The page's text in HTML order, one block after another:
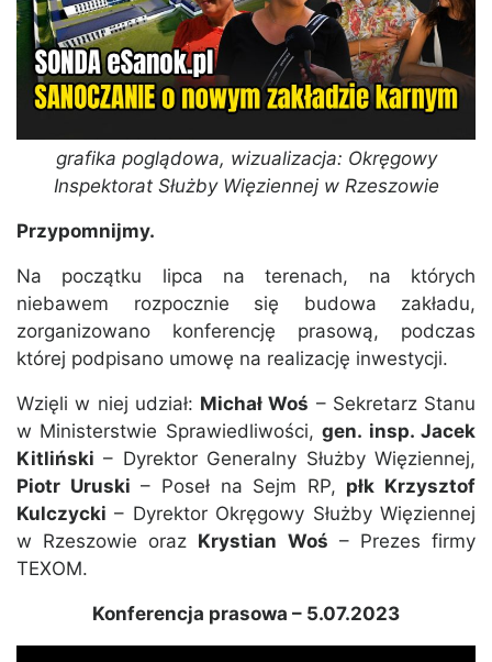
grafika poglądowa, wizualizacja: Okręgowy
Inspektorat Służby Więziennej w Rzeszowie
Przypomnijmy.
Na początku lipca na terenach, na których
niebawem rozpocznie się budowa zakładu,
zorganizowano konferencję prasową, podczas
której podpisano umowę na realizację inwestycji.
Wzięli w niej udział: Michał Woś – Sekretarz Stanu
w Ministerstwie Sprawiedliwości,gen. insp. Jacek
Kitliński – Dyrektor Generalny Służby Więziennej,
Piotr Uruski – Poseł na Sejm RP, płk Krzysztof
Kulczycki – Dyrektor Okręgowy Służby Więziennej
w Rzeszowie oraz Krystian Woś – Prezes firmy
TEXOM.
Konferencja prasowa – 5.07.2023